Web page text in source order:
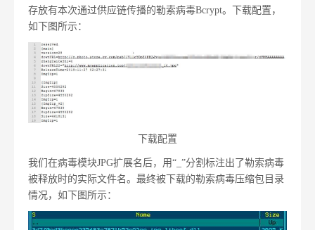
存放有本次通过供应链传播的勒索病毒Bcrypt。下载配置，
如下图所示：
下载配置
我们在病毒模块JPG扩展名后，用“_”分割标注出了勒索病毒
被释放时的实际文件名。最终被下载的勒索病毒压缩包目录
情况，如下图所示：